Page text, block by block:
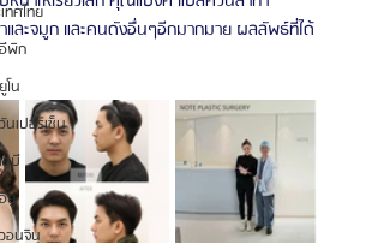
ทศไทย
พิก
น
เปอร์เซ็น
อบี
ยู
อนจิน
ละจมูก และคนดังอื่นๆอีกมากมาย ผลลัพธ์ที่ได้